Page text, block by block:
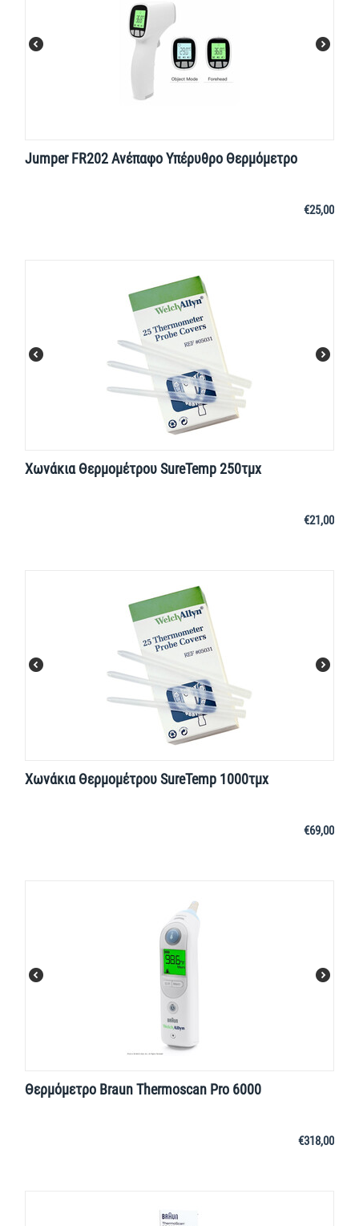
Jumper FR202 Ανέπαφο Υπέρυθρο Θερμόμετρο
€25,00
Χωνάκια Θερμομέτρου SureTemp 250τμχ
€21,00
Χωνάκια Θερμομέτρου SureTemp 1000τμχ
€69,00
Θερμόμετρο Braun Thermoscan Pro 6000
€318,00